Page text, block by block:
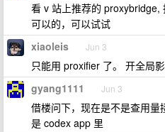
看 v 站上推荐的
可以的，可以试试
xiaoleis Jun 3
只能用 proxifier 了。 开全局
gyang1111 Jun 3
借楼问下，现在是不是查用
是 codex app 里